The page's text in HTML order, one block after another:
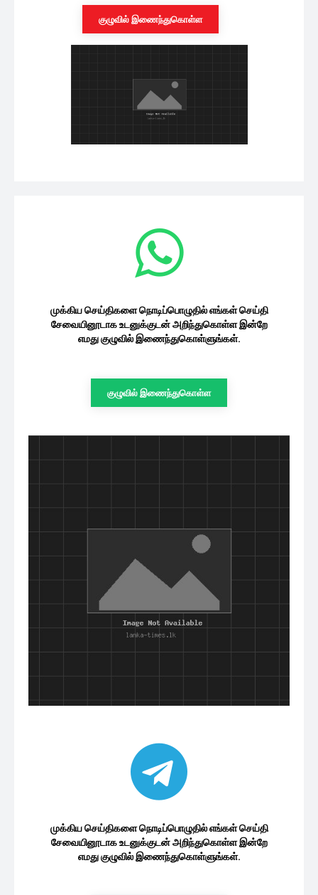
குழுவில் இணைந்துகொள்ள
முக்கிய செய்திகளை நொடிப்பொழுதில் எங்கள் செய்தி
சேவையினூடாக உடனுக்குடன் அறிந்துகொள்ள இன்றே
எமது குழுவில் இணைந்துகொள்ளுங்கள்.
குழுவில் இணைந்துகொள்ள
முக்கிய செய்திகளை நொடிப்பொழுதில் எங்கள் செய்தி
சேவையினூடாக உடனுக்குடன் அறிந்துகொள்ள இன்றே
எமது குழுவில் இணைந்துகொள்ளுங்கள்.